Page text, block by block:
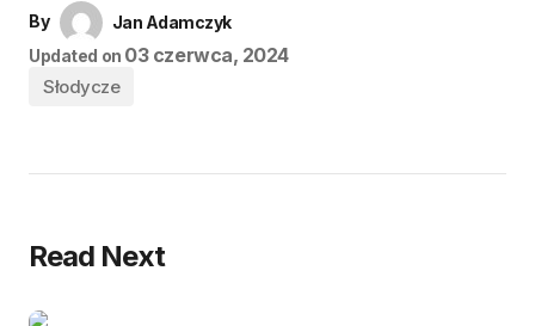
By
Jan Adamczyk
Updated on 03 czerwca, 2024
Słodycze
Read Next